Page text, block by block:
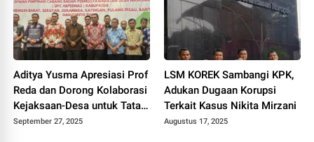
Aditya Yusma Apresiasi Prof
Reda dan Dorong Kolaborasi
Kejaksaan-Desa untuk Tata
Kelola yang Bersih
September 27, 2025
LSM KOREK Sambangi KPK,
Adukan Dugaan Korupsi
Terkait Kasus Nikita Mirzani
Augustus 17, 2025